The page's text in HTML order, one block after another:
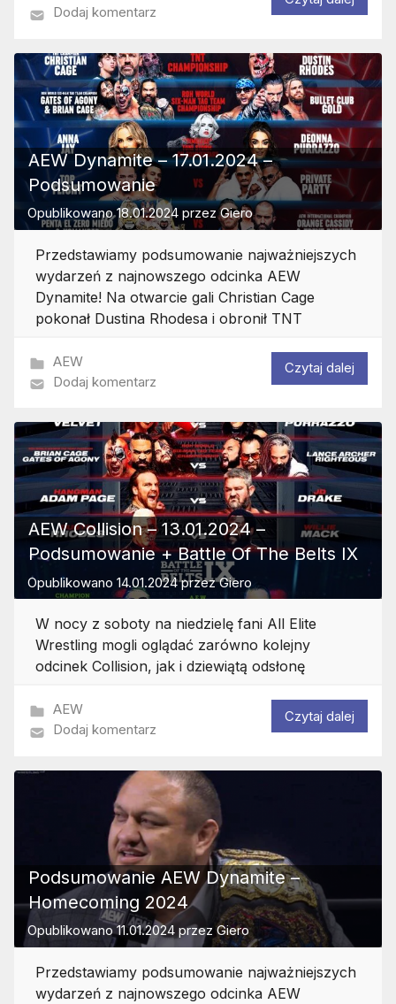
Dodaj komentarz
AEW Dynamite – 17.01.2024 –
Podsumowanie
Opublikowano18.01.2024 przezGiero
Przedstawiamy podsumowanie najważniejszych
wydarzeń z najnowszego odcinka AEW
Dynamite! Na otwarcie gali Christian Cage
pokonał Dustina Rhodesa i obronił TNT
AEW
Dodaj komentarz
Czytaj dalej
AEW Collision – 13.01.2024 –
Podsumowanie + Battle Of The Belts IX
Opublikowano 14.01.2024przezGiero
W nocy z soboty na niedzielę fani All Elite
Wrestling mogli oglądać zarówno kolejny
odcinek Collision, jak i dziewiątą odsłonę
AEW
Dodaj komentarz
Czytaj dalej
Podsumowanie AEW Dynamite –
Homecoming 2024
Opublikowano11.01.2024 przezGiero
Przedstawiamy podsumowanie najważniejszych
wydarzeń z najnowszego odcinka AEW